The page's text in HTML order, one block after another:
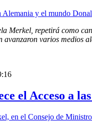
Merkel, repetirá como
avanzaron varios medios
el Acceso a